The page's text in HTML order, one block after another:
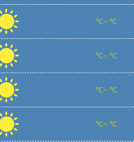
℃~ ℃
℃~ ℃
℃~ ℃
℃~ ℃